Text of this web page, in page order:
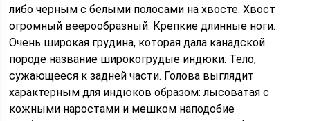
либо черным с белыми полосами на хвосте. Хвост
огромный веерообразный. Крепкие длинные ноги.
Очень широкая грудина, которая дала канадской
породе название широкогрудые индюки. Тело,
сужающееся к задней части. Голова выглядит
характерным для индюков образом: лысоватая с
кожными наростами и мешком наподобие